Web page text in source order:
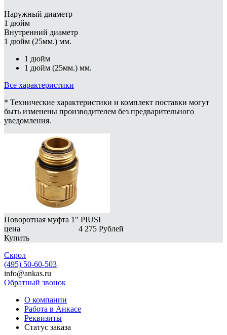
Наружный диаметр
1 дюйм
Внутренний диаметр
1 дюйм (25мм.) мм.
1 дюйм
1 дюйм (25мм.) мм.
Все характеристики
* Технические характеристики и комплект поставки могут
быть изменены производителем без предварительного
уведомления.
Поворотная муфта 1" PIUSI
цена
4 275 Рублей
Купить
Скрол
(495) 50-60-503
info@ankas.ru
Обратный звонок
О компании
Работа в Анкасе
Реквизиты
Статус заказа